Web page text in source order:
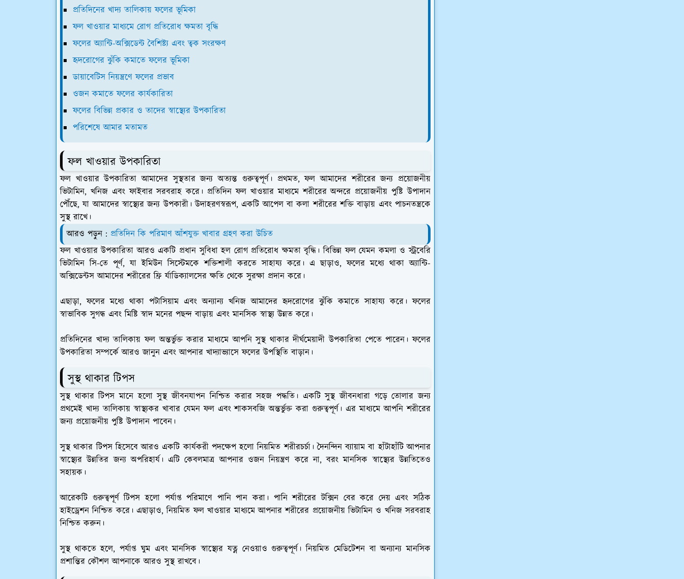
প্রতিদিনের খাদ্য তালিকায় ফলের ভূমিকা
ফল খাওয়ার মাধ্যমে রোগ প্রতিরোধ ক্ষমতা বৃদ্ধি
ফলের অ্যান্টি-অক্সিডেন্ট বৈশিষ্ট্য এবং ত্বক সংরক্ষণ
হৃদরোগের ঝুঁকি কমাতে ফলের ভূমিকা
ডায়াবেটিস নিয়ন্ত্রণে ফলের প্রভাব
ওজন কমাতে ফলের কার্যকারিতা
ফলের বিভিন্ন প্রকার ও তাদের স্বাস্থ্যের উপকারিতা
পরিশেষে আমার মতামত
ফল খাওয়ার উপকারিতা
ফল খাওয়ার উপকারিতা আমাদের সুস্থতার জন্য অত্যন্ত গুরুত্বপূর্ণ। প্রথমত, ফল আমাদের শরীরের জন্য প্রয়োজনীয়
ভিটামিন, খনিজ এবং ফাইবার সরবরাহ করে। প্রতিদিন ফল খাওয়ার মাধ্যমে শরীরের অন্দরে প্রয়োজনীয় পুষ্টি উপাদান
পৌঁছে, যা আমাদের স্বাস্থ্যের জন্য উপকারী। উদাহরণস্বরূপ, একটি আপেল বা কলা শরীরের শক্তি বাড়ায় এবং পাচনতন্ত্রকে
সুস্থ রাখে।
আরও পড়ুন : প্রতিদিন কি পরিমাণ আঁশযুক্ত খাবার গ্রহণ করা উচিত
ফল খাওয়ার উপকারিতা আরও একটি প্রধান সুবিধা হল রোগ প্রতিরোধ ক্ষমতা বৃদ্ধি। বিভিন্ন ফল যেমন কমলা ও স্ট্রবেরি
ভিটামিন সি-তে পূর্ণ, যা ইমিউন সিস্টেমকে শক্তিশালী করতে সাহায্য করে। এ ছাড়াও, ফলের মধ্যে থাকা অ্যান্টি-
অক্সিডেন্টস আমাদের শরীরের ফ্রি র্যাডিক্যালসের ক্ষতি থেকে সুরক্ষা প্রদান করে।
এছাড়া, ফলের মধ্যে থাকা পটাসিয়াম এবং অন্যান্য খনিজ আমাদের হৃদরোগের ঝুঁকি কমাতে সাহায্য করে। ফলের
স্বাভাবিক সুগন্ধ এবং মিষ্টি স্বাদ মনের পছন্দ বাড়ায় এবং মানসিক স্বাস্থ্য উন্নত করে।
প্রতিদিনের খাদ্য তালিকায় ফল অন্তর্ভুক্ত করার মাধ্যমে আপনি সুস্থ থাকার দীর্ঘমেয়াদী উপকারিতা পেতে পারেন। ফলের
উপকারিতা সম্পর্কে আরও জানুন এবং আপনার খাদ্যাভ্যাসে ফলের উপস্থিতি বাড়ান।
সুস্থ থাকার টিপস
সুস্থ থাকার টিপস মানে হলো সুস্থ জীবনযাপন নিশ্চিত করার সহজ পদ্ধতি। একটি সুস্থ জীবনধারা গড়ে তোলার জন্য
প্রথমেই খাদ্য তালিকায় স্বাস্থ্যকর খাবার যেমন ফল এবং শাকসবজি অন্তর্ভুক্ত করা গুরুত্বপূর্ণ। এর মাধ্যমে আপনি শরীরের
জন্য প্রয়োজনীয় পুষ্টি উপাদান পাবেন।
সুস্থ থাকার টিপস হিসেবে আরও একটি কার্যকরী পদক্ষেপ হলো নিয়মিত শরীরচর্চা। দৈনন্দিন ব্যায়াম বা হাঁটাহাঁটি আপনার
স্বাস্থ্যের উন্নতির জন্য অপরিহার্য। এটি কেবলমাত্র আপনার ওজন নিয়ন্ত্রণ করে না, বরং মানসিক স্বাস্থ্যের উন্নতিতেও
সহায়ক।
আরেকটি গুরুত্বপূর্ণ টিপস হলো পর্যাপ্ত পরিমাণে পানি পান করা। পানি শরীরের টক্সিন বের করে দেয় এবং সঠিক
হাইড্রেশন নিশ্চিত করে। এছাড়াও, নিয়মিত ফল খাওয়ার মাধ্যমে আপনার শরীরের প্রয়োজনীয় ভিটামিন ও খনিজ সরবরাহ
নিশ্চিত করুন।
সুস্থ থাকতে হলে, পর্যাপ্ত ঘুম এবং মানসিক স্বাস্থ্যের যত্ন নেওয়াও গুরুত্বপূর্ণ। নিয়মিত মেডিটেশন বা অন্যান্য মানসিক
প্রশান্তির কৌশল আপনাকে আরও সুস্থ রাখবে।